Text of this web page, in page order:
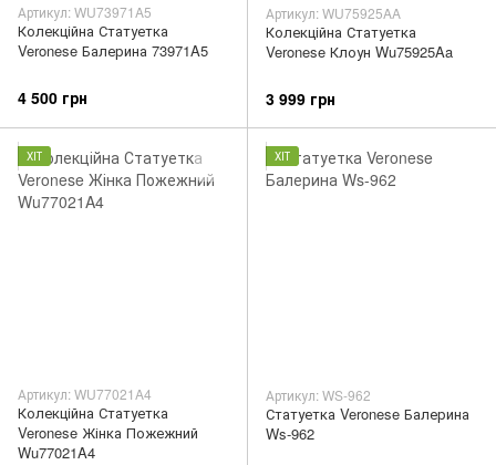
Артикул: WU73971A5
Колекційна Статуетка
Veronese Балерина 73971A5
4 500 грн
Артикул: WU75925AA
Колекційна Статуетка
Veronese Клоун Wu75925Aa
3 999 грн
ХІТ
Артикул: WU77021A4
Колекційна Статуетка
Veronese Жінка Пожежний
Wu77021A4
ХІТ
Артикул: WS-962
Статуетка Veronese Балерина
Ws-962